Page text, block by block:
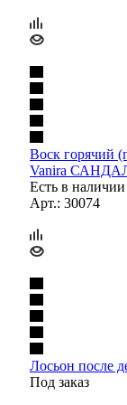
Воск горячий
Vanira
Есть в наличии
Арт.: 30074
Лосьон после
Под заказ